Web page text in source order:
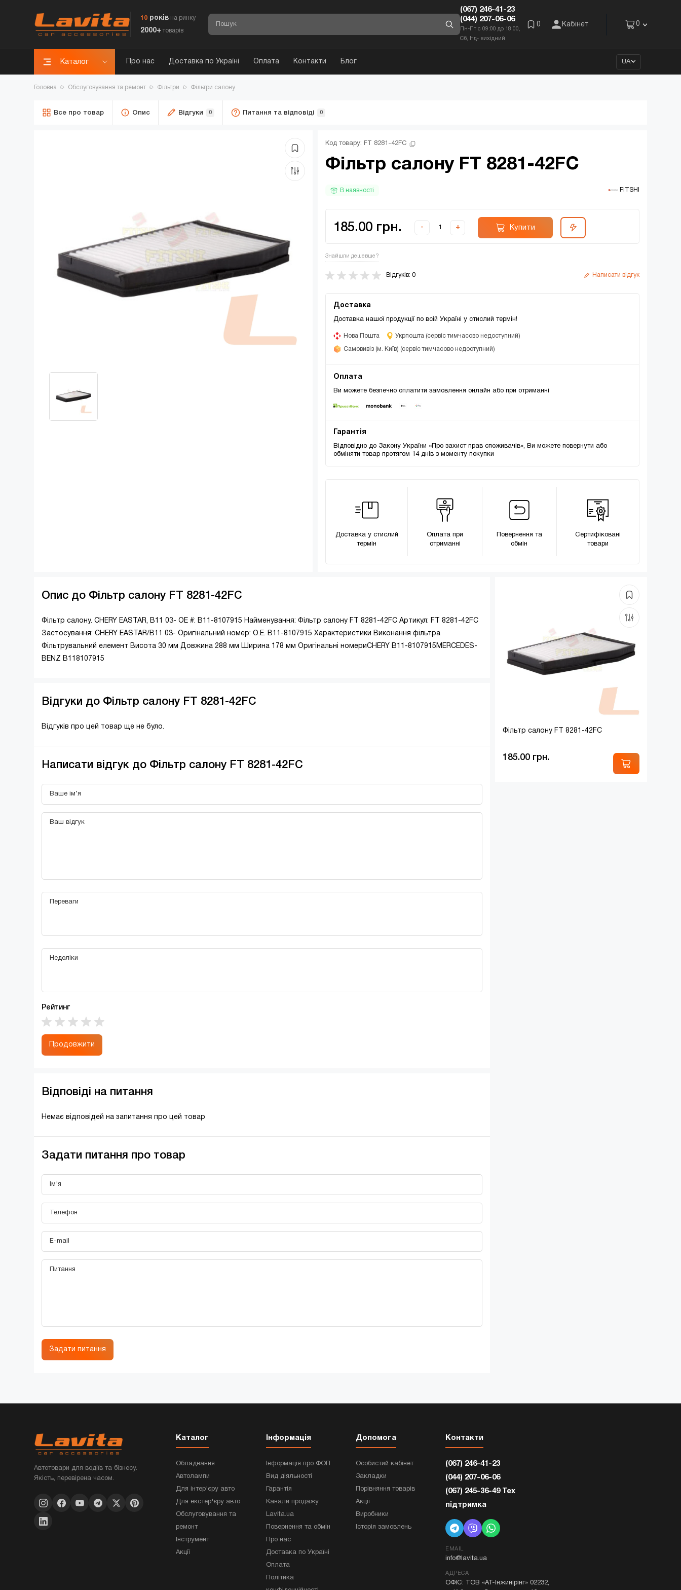
10 років на ринку
2000+ товарів
(067) 246-41-23
(044) 207-06-06
Пн-Пт с 09:00 до 18:00,
Сб, Нд- вихідний
0 Кабінет 0
Каталог Про нас Доставка по Україні Оплата Контакти Блог UA
Головна Обслуговування та ремонт Фільтри Фільтри салону
Все про товар Опис Відгуки 0 Питання та відповіді 0
Код товару: FT 8281-42FC
Фільтр салону FT 8281-42FC
В наявності FITSHI
185.00 грн. - + Купити
Знайшли дешевше?
Відгуків: 0 Написати відгук
Доставка
Доставка нашої продукції по всій Україні у стислий термін!
Нова Пошта Укрпошта (сервіс тимчасово недоступний)
Самовивіз (м. Київ) (сервіс тимчасово недоступний)
Оплата
Ви можете безпечно оплатити замовлення онлайн або при отриманні
Гарантія
Відповідно до Закону України «Про захист прав споживачів», Ви можете повернути або
обміняти товар протягом 14 днів з моменту покупки
Доставка у стислий
термін
Оплата при
отриманні
Повернення та
обмін
Сертифіковані
товари
Опис до Фільтр салону FT 8281-42FC
Фільтр салону. CHERY EASTAR, B11 03- OE #: B11-8107915 Найменування: Фільтр салону FT 8281-42FC Артикул: FT 8281-42FC
Застосування: CHERY EASTAR/B11 03- Оригінальний номер: O.E. B11-8107915 Характеристики Виконання фільтра
Фільтрувальний елемент Висота 30 мм Довжина 288 мм Ширина 178 мм Оригінальні номериCHERY B11-8107915MERCEDES-
BENZ B118107915
Відгуки до Фільтр салону FT 8281-42FC
Відгуків про цей товар ще не було.
Написати відгук до Фільтр салону FT 8281-42FC
Рейтинг
Продовжити
Відповіді на питання
Немає відповідей на запитання про цей товар
Задати питання про товар
Задати питання
Фільтр салону FT 8281-42FC
185.00 грн.
Автотовари для водіїв та бізнесу.
Якість, перевірена часом.
Каталог
Обладнання
Автолампи
Для інтер'єру авто
Для екстер'єру авто
Обслуговування та
ремонт
Інструмент
Акції
Інформація
Інформація про ФОП
Вид діяльності
Гарантія
Канали продажу
Lavita.ua
Повернення та обмін
Про нас
Доставка по Україні
Оплата
Політика
Допомога
Особистий кабінет
Закладки
Порівняння товарів
Акції
Виробники
Історія замовлень
Контакти
(067) 246-41-23
(044) 207-06-06
(067) 245-36-49 Тех
підтримка
EMAIL
info@lavita.ua
АДРЕСА
ОФІС: ТОВ «АТ-Інжинірінг» 02232,